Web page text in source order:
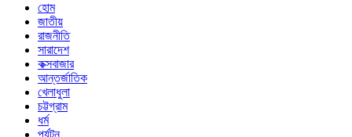
হোম
জাতীয়
রাজনীতি
সারাদেশ
কক্সবাজার
আন্তর্জাতিক
খেলাধুলা
চট্টগ্রাম
ধর্ম
পর্যটন